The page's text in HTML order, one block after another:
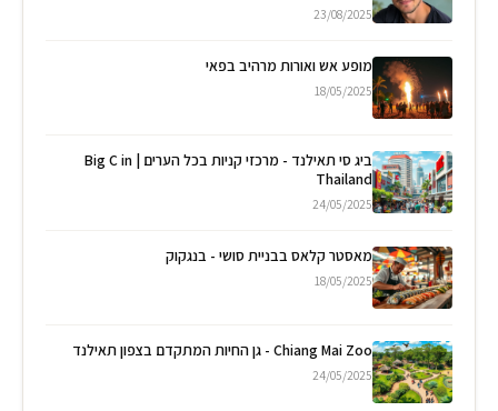
23/08/2025
מופע אש ואורות מרהיב בפאי
18/05/2025
ביג סי תאילנד - מרכזי קניות בכל הערים | Big C in
Thailand
24/05/2025
מאסטר קלאס בבניית סושי - בנגקוק
18/05/2025
Chiang Mai Zoo - גן החיות המתקדם בצפון תאילנד
24/05/2025